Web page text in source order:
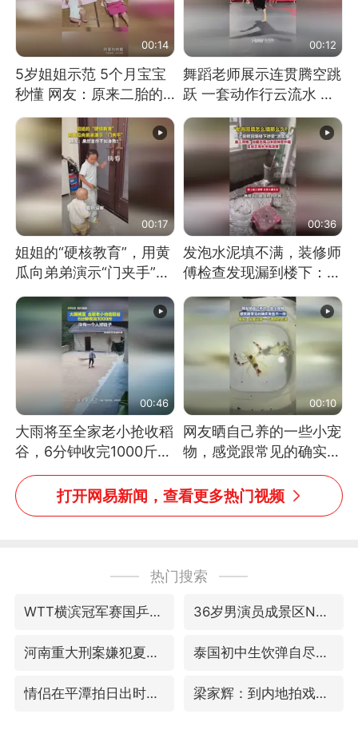
00:14
5岁姐姐示范 5个月宝宝
秒懂 网友：原来二胎的
快乐长这样
00:12
舞蹈老师展示连贯腾空跳
跃 一套动作行云流水 节
奏感拉满 网友：怎么做
到又舞又武的？
00:17
姐姐的“硬核教育”，用黄
瓜向弟弟演示“门夹手”，
网友：果然言传不如身
教！
00:36
发泡水泥填不满，装修师
傅检查发现漏到楼下：出
风口未延伸到外墙
00:46
大雨将至全家老小抢收稻
谷，6分钟收完1000斤，
没有一个人掉链子
00:10
网友晒自己养的一些小宠
物，感觉跟常见的确实有
些不一样
打开网易新闻，查看更多热门视频
热门搜索
WTT横滨冠军赛国乒女单三将晋级四强 36岁男演员成景区NPC后人气爆棚
河南重大刑案嫌犯夏某钢落网 泰国初中生饮弹自尽前开了26枪
情侣在平潭拍日出时坠崖致一死一伤 梁家辉：到内地拍戏不是北上是回归